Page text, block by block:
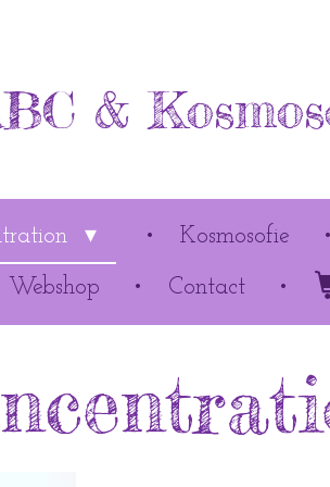
&
Kosmosofie
Webshop Contact